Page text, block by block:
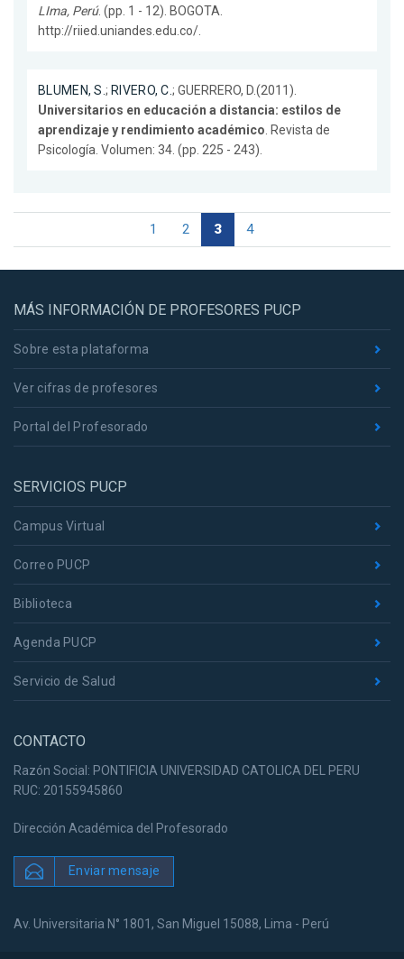
LIma, Perú. (pp. 1 - 12). BOGOTA.
http://riied.uniandes.edu.co/.
BLUMEN, S.; RIVERO, C.; GUERRERO, D.(2011).
Universitarios en educación a distancia: estilos de
aprendizaje y rendimiento académico. Revista de
Psicología. Volumen: 34. (pp. 225 - 243).
1 2 3 4
MÁS INFORMACIÓN DE PROFESORES PUCP
Sobre esta plataforma
Ver cifras de profesores
Portal del Profesorado
SERVICIOS PUCP
Campus Virtual
Correo PUCP
Biblioteca
Agenda PUCP
Servicio de Salud
CONTACTO
Razón Social: PONTIFICIA UNIVERSIDAD CATOLICA DEL PERU
RUC: 20155945860
Dirección Académica del Profesorado
Enviar mensaje
Av. Universitaria N° 1801, San Miguel 15088, Lima - Perú